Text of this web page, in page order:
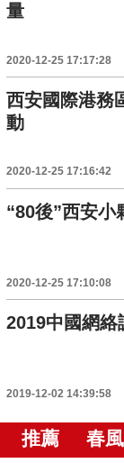
量
2020-12-25 17:17:28
西安國際港務
動
2020-12-25 17:16:42
“80後”西安小
2020-12-25 17:10:08
2019中國網絡
2019-12-02 14:39:58
推薦 春